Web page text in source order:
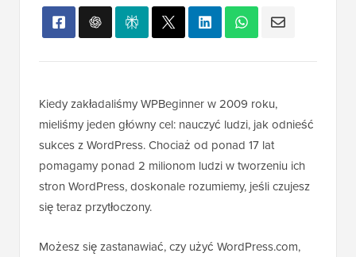
Kiedy zakładaliśmy WPBeginner w 2009 roku,
mieliśmy jeden główny cel: nauczyć ludzi, jak odnieść
sukces z WordPress. Chociaż od ponad 17 lat
pomagamy ponad 2 milionom ludzi w tworzeniu ich
stron WordPress, doskonale rozumiemy, jeśli czujesz
się teraz przytłoczony.
Możesz się zastanawiać, czy użyć WordPress.com,